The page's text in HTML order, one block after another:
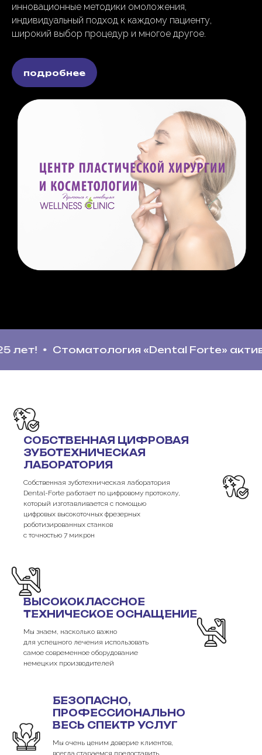
инновационные методики омоложения,
индивидуальный подход к каждому пациенту,
широкий выбор процедур и многое другое.
подробнее
«Dental Forte» активно
СОБСТВЕННАЯ ЦИФРОВАЯ
ЗУБОТЕХНИЧЕСКАЯ
ЛАБОРАТОРИЯ
Собственная зуботехническая лаборатория
Dental-Forte работает по цифровому протоколу,
который изготавливается с помощью
цифровых высокоточных фрезерных
роботизированных станков
с точностью 7 микрон
ВЫСОКОКЛАССНОЕ
ТЕХНИЧЕСКОЕ ОСНАЩЕНИЕ
Мы знаем, насколько важно
для успешного лечения использовать
самое современное оборудование
немецких производителей
БЕЗОПАСНО,
ПРОФЕССИОНАЛЬНО
ВЕСЬ СПЕКТР УСЛУГ
Мы очень ценим доверие клиентов,